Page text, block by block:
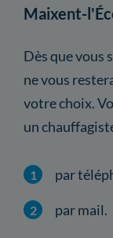
Maixent-
Dès que vous
ne vous
votre choix.
un
par
par mail.